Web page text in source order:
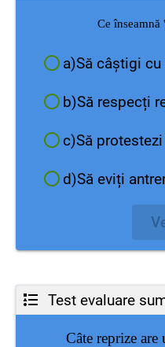
Ce
a)Să câștigi
b)Să respecți
c)Să
d)Să eviți
Test evaluare
Câte reprize